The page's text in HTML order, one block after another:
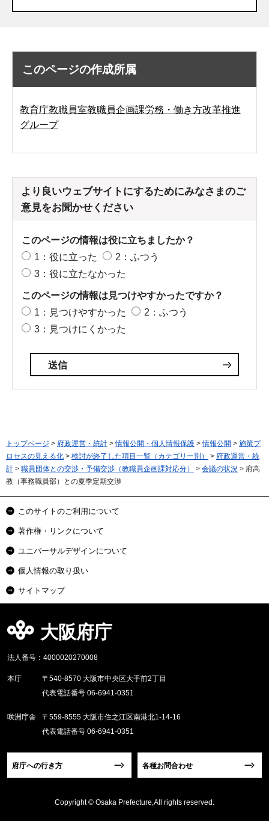
このページの作成所属
教育庁教職員室教職員企画課労務・働き方改革推進
グループ
より良いウェブサイトにするためにみなさまのご
意見をお聞かせください
このページの情報は役に立ちましたか？
1：役に立った
2：ふつう
3：役に立たなかった
このページの情報は見つけやすかったですか？
1：見つけやすかった
2：ふつう
3：見つけにくかった
トップページ > 府政運営・統計 >情報公開・個人情報保護 >情報公開 > 施策プ
ロセスの見える化 > 検討が終了した項目一覧（カテゴリー別） > 府政運営・統
計 > 職員団体との交渉・予備交渉（教職員企画課対応分） > 会議の状況 > 府高
教（事務職員部）との夏季定期交渉
このサイトのご利用について
著作権・リンクについて
ユニバーサルデザインについて
個人情報の取り扱い
サイトマップ
大阪府庁
法人番号：4000020270008
本庁
〒540-8570 大阪市中央区大手前2丁目
代表電話番号 06-6941-0351
咲洲庁舎
〒559-8555 大阪市住之江区南港北1-14-16
代表電話番号 06-6941-0351
府庁への行き方 各種お問合わせ
Copyright © Osaka Prefecture,All rights reserved.